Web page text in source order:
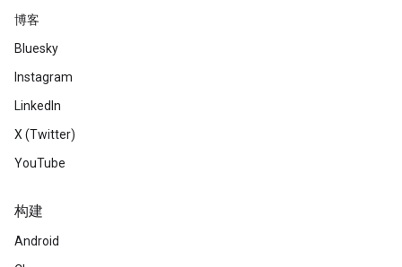
博客
Bluesky
Instagram
LinkedIn
X (Twitter)
YouTube
构建
Android